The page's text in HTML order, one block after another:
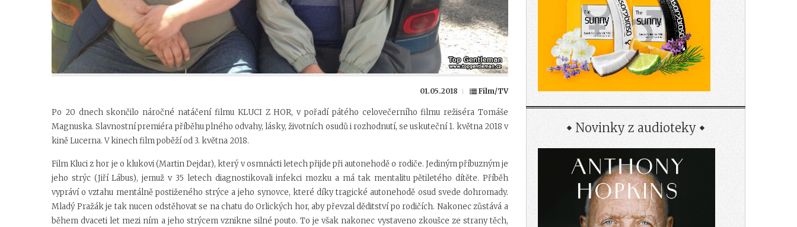
01.05.2018 Film/TV
Po 20 dnech skončilo náročné natáčení filmu KLUCI Z HOR, v pořadí pátého celovečerního filmu režiséra Tomáše
Magnuska. Slavnostní premiéra příběhu plného odvahy, lásky, životních osudů i rozhodnutí, se uskuteční 1. května 2018 v
kině Lucerna. V kinech film poběží od 3. května 2018.
Film Kluci z hor je o klukovi (Martin Dejdar), který v osmnácti letech přijde při autonehodě o rodiče. Jediným příbuzným je
jeho strýc (Jiří Lábus), jemuž v 35 letech diagnostikovali infekci mozku a má tak mentalitu pětiletého dítěte. Příběh
vypráví o vztahu mentálně postiženého strýce a jeho synovce, které díky tragické autonehodě osud svede dohromady.
Mladý Pražák je tak nucen odstěhovat se na chatu do Orlických hor, aby převzal děditství po rodičích. Nakonec zůstává a
během dvaceti let mezi ním a jeho strýcem vznikne silné pouto. To je však nakonec vystaveno zkoušce ze strany těch,
Novinky z audioteky